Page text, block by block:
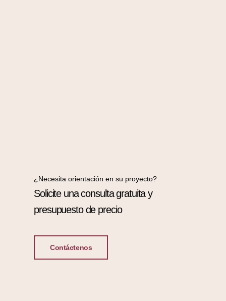
¿Necesita orientación en su proyecto?
Solicite una consulta gratuita y
presupuesto de precio
Contáctenos